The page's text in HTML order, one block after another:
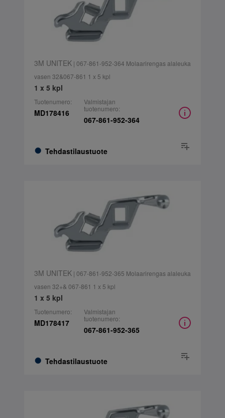
3M UNITEK| 067-861-952-364 Molaarirengas alaleuka
vasen 32&067-861 1 x 5 kpl
1 x 5 kpl
Tuotenumero:
MD178416
Tehdastilaustuote
Valmistajan
tuotenumero:
067-861-952-364
3M UNITEK| 067-861-952-365 Molaarirengas alaleuka
vasen 32+& 067-861 1 x 5 kpl
1 x 5 kpl
Tuotenumero:
MD178417
Tehdastilaustuote
Valmistajan
tuotenumero:
067-861-952-365